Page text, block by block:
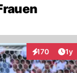
170
Interaktionen
1y